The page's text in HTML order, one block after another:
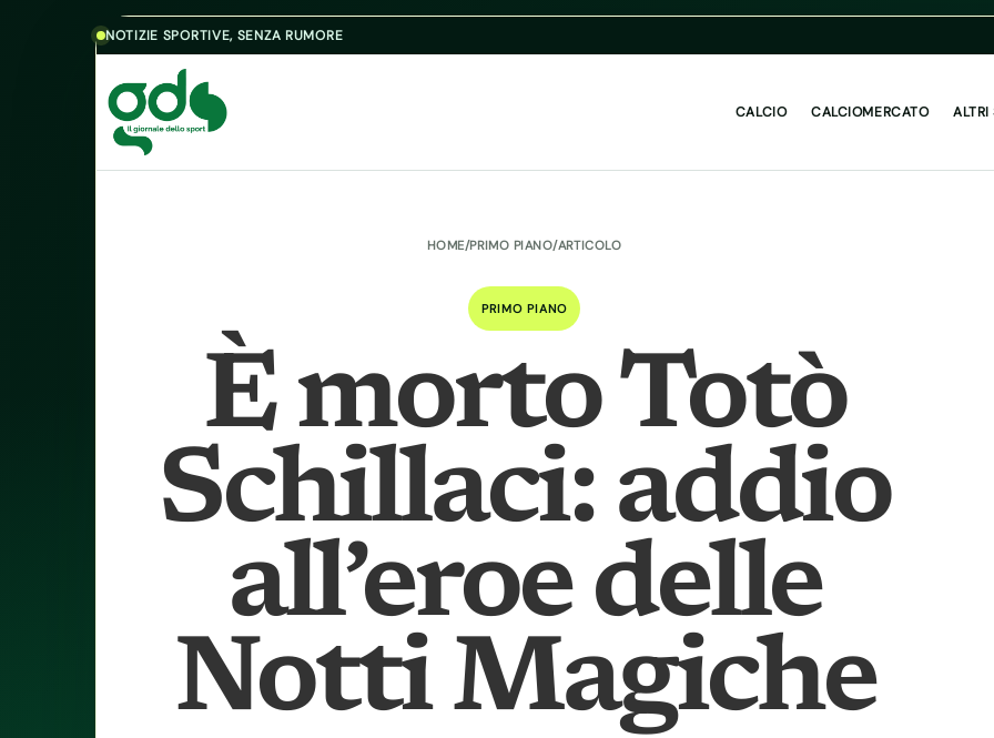
Skip to content
NOTIZIE SPORTIVE, SENZA RUMORE
CALCIO CALCIOMERCATO ALTRI
HOME/PRIMO PIANO/ARTICOLO
PRIMO PIANO
È morto Totò
Schillaci: addio
all’eroe delle
Notti Magiche